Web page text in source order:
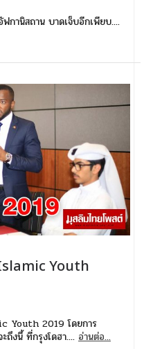
กานิสถาน บาดเจ็บอีกเพียบ....
Youth
Youth 2019 โดยการ
ถึงนี้ ที่กรุงโดฮา.... อ่านต่อ...